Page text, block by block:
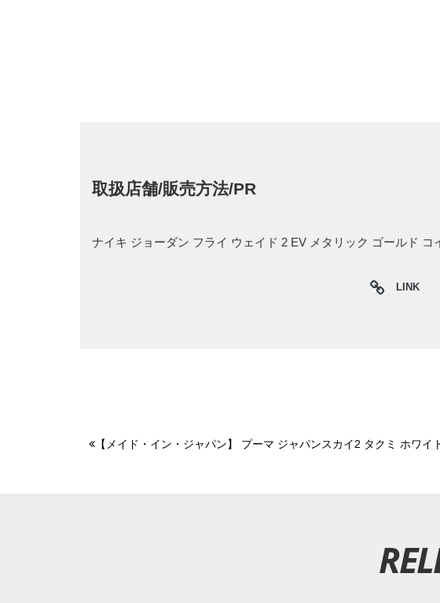
取扱店舗/販売方法/PR
ナイキ ジョーダン フライ ウェイド 2 EV メタリック ゴールド
LINK
【メイド・イン・ジャパン】 プーマ ジャパンスカイ2 タクミ ホワイ